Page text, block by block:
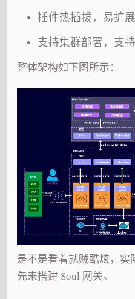
插件热插拔，易扩展
支持集群部署，支持
整体架构如下图所示：
是不是看着就贼酷炫，实
先来搭建 Soul 网关。